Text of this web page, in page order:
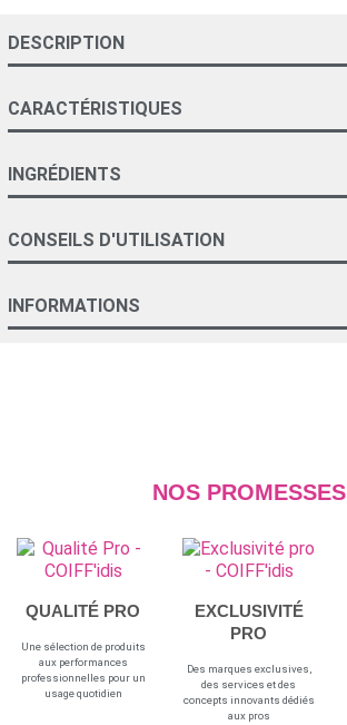
DESCRIPTION
CARACTÉRISTIQUES
INGRÉDIENTS
CONSEILS D'UTILISATION
INFORMATIONS
NOS PROMESSES
QUALITÉ PRO
Une sélection de produits
aux performances
professionnelles pour un
usage quotidien
EXCLUSIVITÉ
PRO
Des marques exclusives,
des services et des
concepts innovants dédiés
aux pros